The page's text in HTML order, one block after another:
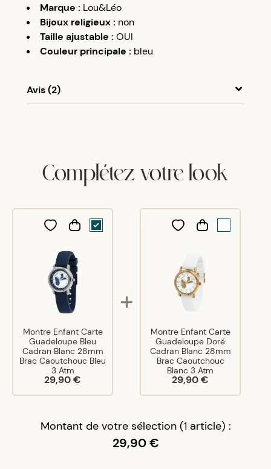
Marque : Lou&Léo
Bijoux religieux: non
Taille ajustable : OUI
Couleur principale : bleu
Avis (2)
12/06/24
Complétez votre look
Montre Enfant Carte
Guadeloupe Bleu
Cadran Blanc 28mm
Brac Caoutchouc Bleu
3 Atm
29,90 €
Montre Enfant Carte
Guadeloupe Doré
Cadran Blanc 28mm
Brac Caoutchouc
Blanc 3 Atm
29,90 €
Montant de votre sélection (1 article) :
29,90 €